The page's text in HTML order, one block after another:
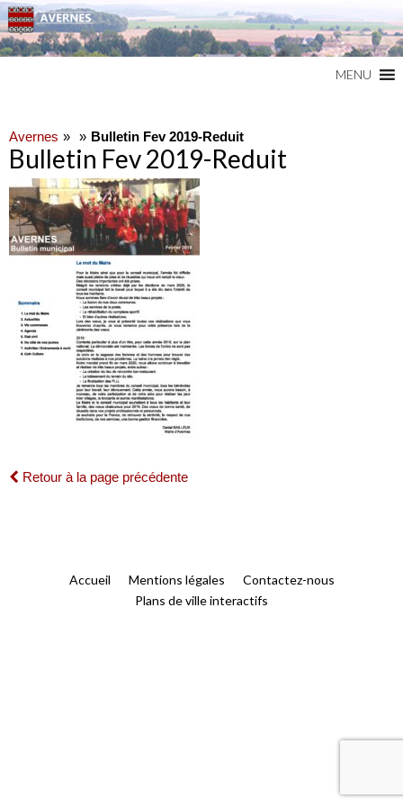
MENU
Avernes Bulletin Fev 2019-Reduit
Bulletin Fev 2019-Reduit
Retour à la page précédente
Accueil Mentions légales
Contactez-nous
Plans de ville interactifs